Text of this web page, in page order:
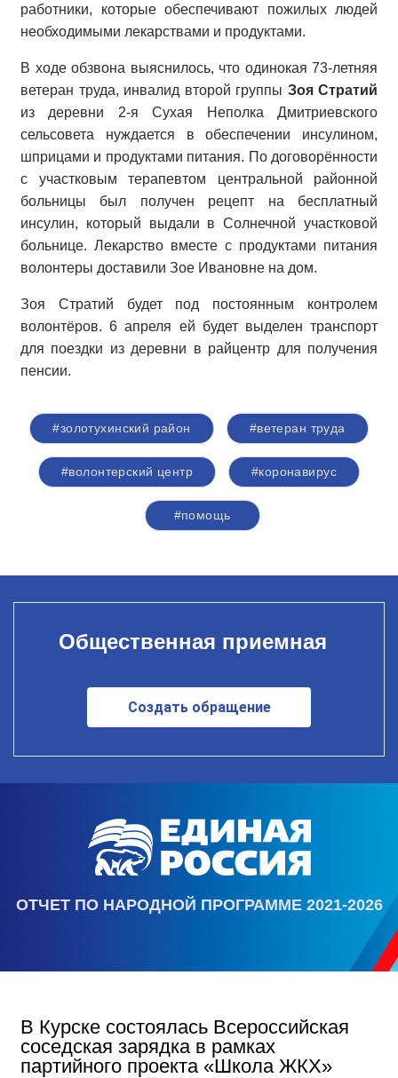
работники, которые обеспечивают пожилых людей
необходимыми лекарствами и продуктами.
В ходе обзвона выяснилось, что одинокая 73-летняя
ветеран труда, инвалид второй группы Зоя Стратий
из деревни 2-я Сухая Неполка Дмитриевского
сельсовета нуждается в обеспечении инсулином,
шприцами и продуктами питания. По договорённости
с участковым терапевтом центральной районной
больницы был получен рецепт на бесплатный
инсулин, который выдали в Солнечной участковой
больнице. Лекарство вместе с продуктами питания
волонтеры доставили Зое Ивановне на дом.
Зоя Стратий будет под постоянным контролем
волонтёров. 6 апреля ей будет выделен транспорт
для поездки из деревни в райцентр для получения
пенсии.
#золотухинский район #ветеран труда
#волонтерский центр #коронавирус
#помощь
Общественная приемная
Создать обращение
ОТЧЕТ ПО НАРОДНОЙ ПРОГРАММЕ 2021-2026
В Курске состоялась Всероссийская
соседская зарядка в рамках
партийного проекта «Школа ЖКХ»